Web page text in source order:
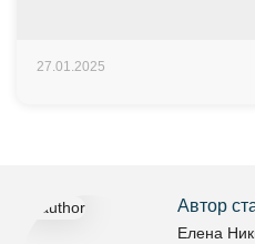
27.01.2025
Автор
Елена